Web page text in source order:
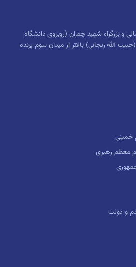
دینی و معنوی
پژوهشی
نظامی
و بزرگراه شهید چمران (روبروی دانشگاه
الله زنجانی) بالاتر از میدان سوم پرنده
خمینی
معظم رهبری
و دولت